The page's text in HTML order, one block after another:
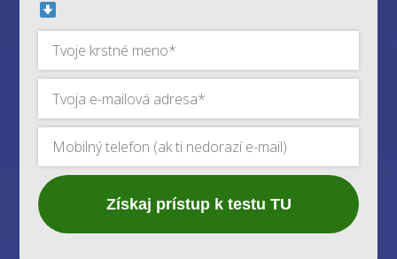
Získaj prístup k testu TU